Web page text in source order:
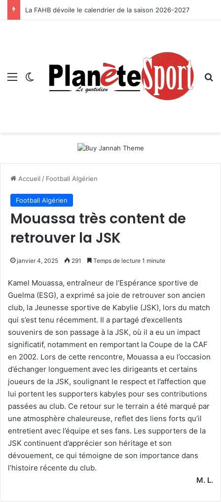
La FAHB dévoile le calendrier de la saison 2026-2027
Menu Switch skin
Accueil / Football Algérien
Football Algérien
Mouassa très content de
retrouver la JSK
janvier 4, 2025 291 Temps de lecture 1 minute
Kamel Mouassa, entraîneur de l’Espérance sportive de
Guelma (ESG), a exprimé sa joie de retrouver son ancien
club, la Jeunesse sportive de Kabylie (JSK), lors du match
qui s’est tenu récemment. Il a partagé d’excellents
souvenirs de son passage à la JSK, où il a eu un impact
significatif, notamment en remportant la Coupe de la CAF
en 2002. Lors de cette rencontre, Mouassa a eu l’occasion
d’échanger longuement avec les dirigeants et certains
joueurs de la JSK, soulignant le respect et l’affection que
lui portent les supporters kabyles pour ses contributions
passées au club. Ce retour sur le terrain a été marqué par
une atmosphère chaleureuse, reflet des liens forts qu’il
entretient avec l’équipe et ses fans. Les supporters de la
JSK continuent d’apprécier son héritage et son
dévouement, ce qui témoigne de son importance dans
l’histoire récente du club.
M. L.